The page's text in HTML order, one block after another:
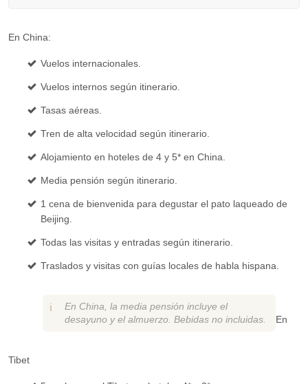
En China:
Vuelos internacionales.
Vuelos internos según itinerario.
Tasas aéreas.
Tren de alta velocidad según itinerario.
Alojamiento en hoteles de 4 y 5* en China.
Media pensión según itinerario.
1 cena de bienvenida para degustar el pato laqueado de
Beijing.
Todas las visitas y entradas según itinerario.
Traslados y visitas con guías locales de habla hispana.
En China, la media pensión incluye el
desayuno y el almuerzo. Bebidas no incluidas.
En
Tibet